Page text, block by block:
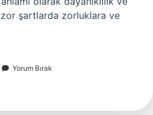
zor şartlarda zorluklara ve
Yorum Bırak